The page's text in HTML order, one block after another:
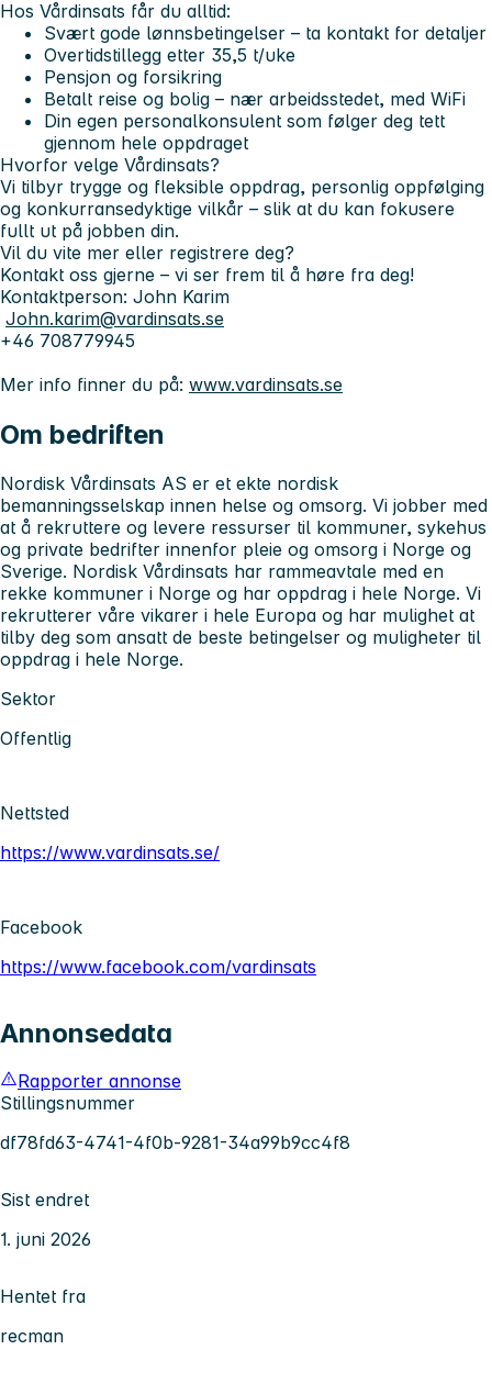
Hos Vårdinsats får du alltid:
Svært gode lønnsbetingelser – ta kontakt for detaljer
Overtidstillegg etter 35,5 t/uke
Pensjon og forsikring
Betalt reise og bolig – nær arbeidsstedet, med WiFi
Din egen personalkonsulent som følger deg tett
gjennom hele oppdraget
Hvorfor velge Vårdinsats?
Vi tilbyr trygge og fleksible oppdrag, personlig oppfølging
og konkurransedyktige vilkår – slik at du kan fokusere
fullt ut på jobben din.
Vil du vite mer eller registrere deg?
Kontakt oss gjerne – vi ser frem til å høre fra deg!
Kontaktperson: John Karim
John.karim@vardinsats.se
+46 708779945
Mer info finner du på: www.vardinsats.se
Om bedriften
Nordisk Vårdinsats AS er et ekte nordisk
bemanningsselskap innen helse og omsorg. Vi jobber med
at å rekruttere og levere ressurser til kommuner, sykehus
og private bedrifter innenfor pleie og omsorg i Norge og
Sverige. Nordisk Vårdinsats har rammeavtale med en
rekke kommuner i Norge og har oppdrag i hele Norge. Vi
rekrutterer våre vikarer i hele Europa og har mulighet at
tilby deg som ansatt de beste betingelser og muligheter til
oppdrag i hele Norge.
Sektor
Offentlig
Nettsted
https://www.vardinsats.se/
Facebook
https://www.facebook.com/vardinsats
Annonsedata
Rapporter annonse
Stillingsnummer
df78fd63-4741-4f0b-9281-34a99b9cc4f8
Sist endret
1. juni 2026
Hentet fra
recman